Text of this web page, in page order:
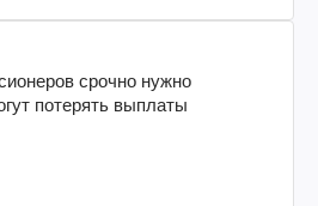
срочно нужно
потерять выплаты